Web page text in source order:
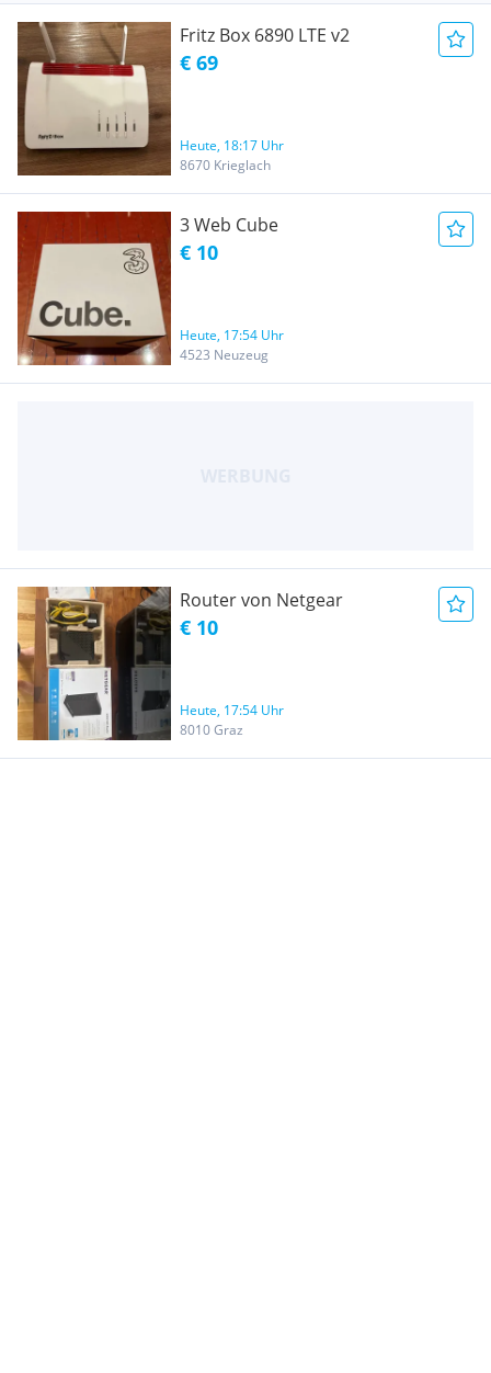
Fritz Box 6890 LTE v2
€ 69
Heute, 18:17 Uhr
8670 Krieglach
3 Web Cube
€ 10
Heute, 17:54 Uhr
4523 Neuzeug
Router von Netgear
€ 10
Heute, 17:54 Uhr
8010 Graz